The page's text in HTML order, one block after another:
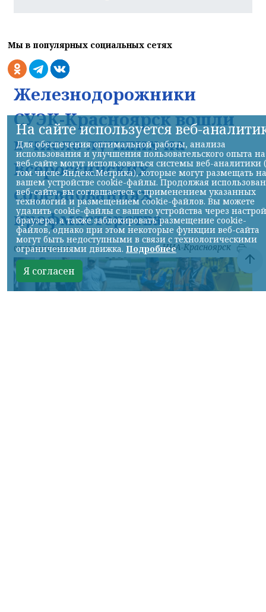
Мы в популярных социальных сетях
Железнодорожники
СУЭК-Красноярск вошли
в число лучших на
Всероссийских
соревнованиях
профмастерства
07.08.2026 22:13 НИА-Красноярск
На сайте используется веб-
Для обеспечения оптимальной работы, анализа
использования и улучшения пользовательского опыта на
веб-сайте могут использоваться системы веб-аналитики
том числе Яндекс.Метрика), которые могут размещать на
вашем устройстве cookie-файлы. Продолжая
веб-сайта, вы соглашаетесь с применением указанных
технологий и размещением cookie-файлов. Вы можете
удалить cookie-файлы с вашего устройства через
браузера, а также заблокировать размещение cookie-
файлов, однако при этом некоторые функции веб-сайта
могут быть недоступными в связи с технологическими
ограничениями движка. Подробнее
Я согласен